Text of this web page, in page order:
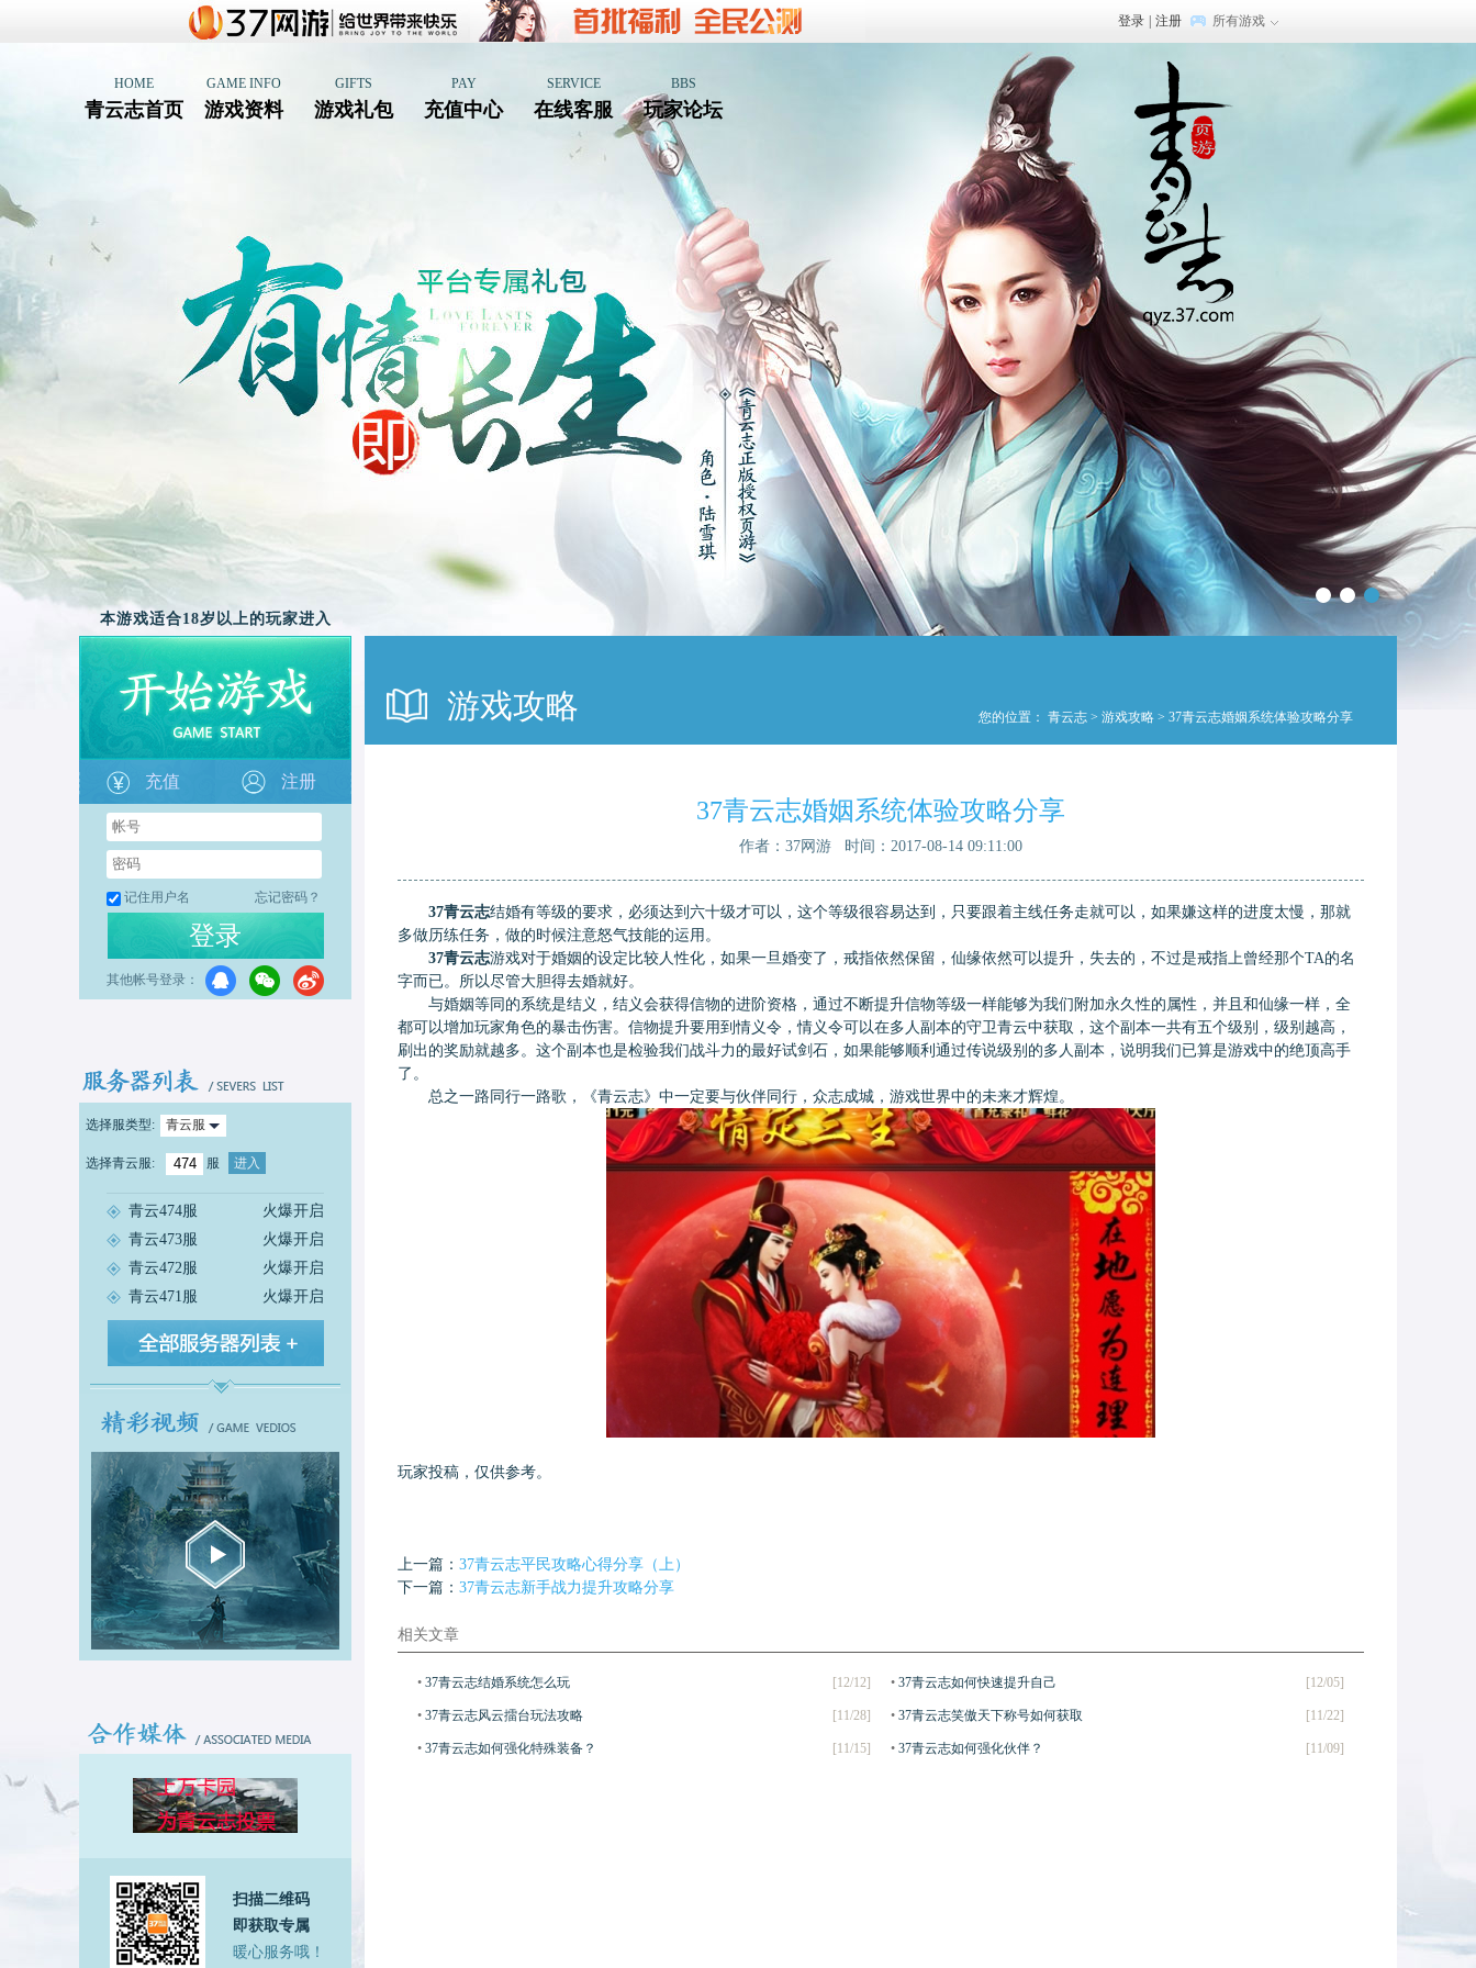
登录 注册 所有游戏
HOME
青云志首页
GAME INFO
游戏资料
GIFTS
游戏礼包
PAY
充值中心
SERVICE
在线客服
BBS
玩家论坛
本游戏适合18岁以上的玩家进入
充值 注册
记住用户名 忘记密码？
登录
其他帐号登录：
选择服类型: 青云服
选择青云服: 服 进入
火爆开启
青云474服
火爆开启
青云473服
火爆开启
青云472服
火爆开启
青云471服
扫描二维码
即获取专属
暖心服务哦！
游戏攻略 您的位置： 青云志 > 游戏攻略 > 37青云志婚姻系统体验攻略分享
37青云志婚姻系统体验攻略分享
作者：37网游 时间：2017-08-14 09:11:00
37青云志结婚有等级的要求，必须达到六十级才可以，这个等级很容易达到，只要跟着主线任务走就可以，如果嫌这样的进度太慢，那就
多做历练任务，做的时候注意怒气技能的运用。
37青云志游戏对于婚姻的设定比较人性化，如果一旦婚变了，戒指依然保留，仙缘依然可以提升，失去的，不过是戒指上曾经那个TA的名
字而已。所以尽管大胆得去婚就好。
与婚姻等同的系统是结义，结义会获得信物的进阶资格，通过不断提升信物等级一样能够为我们附加永久性的属性，并且和仙缘一样，全
都可以增加玩家角色的暴击伤害。信物提升要用到情义令，情义令可以在多人副本的守卫青云中获取，这个副本一共有五个级别，级别越高，
刷出的奖励就越多。这个副本也是检验我们战斗力的最好试剑石，如果能够顺利通过传说级别的多人副本，说明我们已算是游戏中的绝顶高手
了。
总之一路同行一路歌，《青云志》中一定要与伙伴同行，众志成城，游戏世界中的未来才辉煌。
玩家投稿，仅供参考。
上一篇： 37青云志平民攻略心得分享（上）
下一篇： 37青云志新手战力提升攻略分享
相关文章
[12/12]
• 37青云志结婚系统怎么玩 [12/05]
• 37青云志如何快速提升自己
[11/28]
• 37青云志风云擂台玩法攻略 [11/22]
• 37青云志笑傲天下称号如何获取
[11/15]
• 37青云志如何强化特殊装备？ [11/09]
• 37青云志如何强化伙伴？